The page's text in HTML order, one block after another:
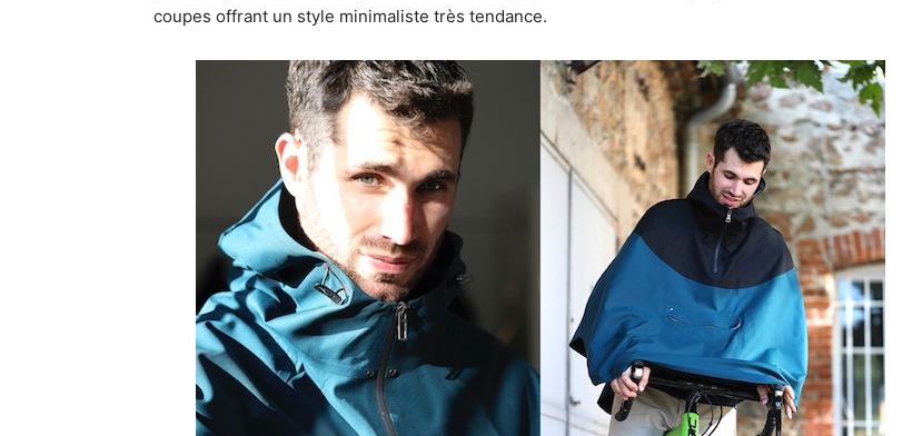
coupes offrant un style minimaliste très tendance.